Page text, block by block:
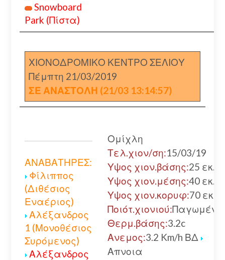
Snowboard
Park (Πίστα)
ΧΙΟΝΟΔΡΟΜΙΚΟ ΚΕΝΤΡΟ ΣΕΛΙΟΥ
Πέμπτη 21/03/2019
ΣΕ ΑΝΑΣΤΟΛΗ (21/03 13:14:57)
ΑΝΑΒΑΤΗΡΕΣ:
Φίλιππος
(Διθέσιος
Εναέριος)
Αλέξανδρος
1 (Μονοθέσιος
Συρόμενος)
Αλέξανδρος
Ομίχλη
Τελ.χιον/ση:15/03/19
Υψος χιον.βάσης:25 εκ.
Υψος χιον.μέσης:40 εκ.
Υψος χιον.κορυφ:70 εκ.
Ποιότ.χιονιού:Παγωμένο
Θερμ.βάσης:3.2c
Ανεμος:3.2 Km/h ΒΔ
Απνοια